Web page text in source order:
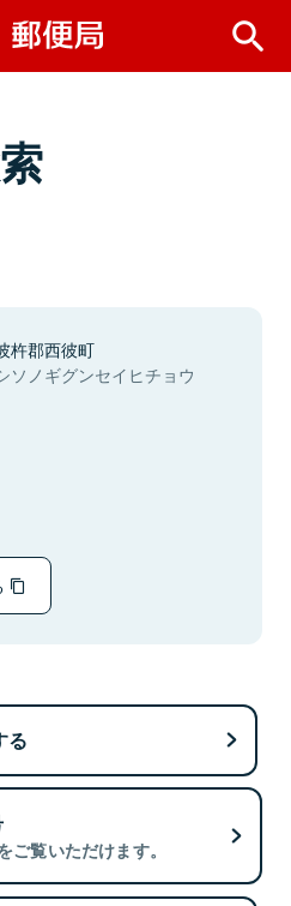
杵郡西彼町
ソノギグンセイヒチョウ
る
ご覧いただけます。